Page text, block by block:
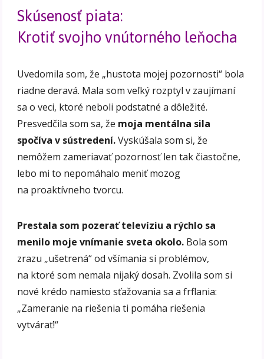
Skúsenosť piata:
Krotiť svojho vnútorného leňocha
Uvedomila som, že „hustota mojej pozornosti“ bola
riadne deravá. Mala som veľký rozptyl v zaujímaní
sa o veci, ktoré neboli podstatné a dôležité.
Presvedčila som sa, že moja mentálna sila
spočíva v sústredení.Vyskúšala som si, že
nemôžem zameriavať pozornosť len tak čiastočne,
lebo mi to nepomáhalo meniť mozog
na proaktívneho tvorcu.
Prestala som pozerať televíziu a rýchlo sa
menilo moje vnímanie sveta okolo. Bola som
zrazu „ušetrená“ od všímania si problémov,
na ktoré som nemala nijaký dosah. Zvolila som si
nové krédo namiesto sťažovania sa a frflania:
„Zameranie na riešenia ti pomáha riešenia
vytvárať!“